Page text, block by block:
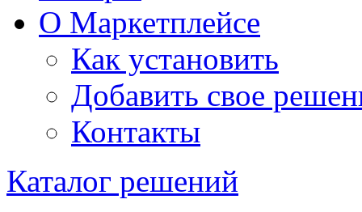
О Маркетплейсе
Как установить
Добавить свое
Контакты
Каталог решений